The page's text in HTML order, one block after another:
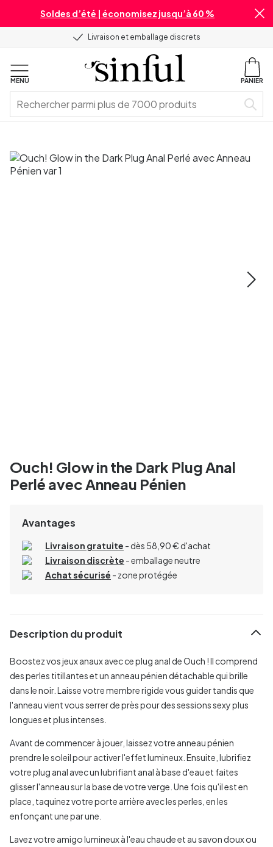
Soldes d’été | économisez jusqu’à 60 %
Livraison et emballage discrets
MENU PANIER
Ouch! Glow in the Dark Plug Anal
Perlé avec Anneau Pénien
Avantages
Livraison gratuite - dès 58,90 € d'achat
Livraison discrète - emballage neutre
Achat sécurisé - zone protégée
Description du produit
Boostez vos jeux anaux avec ce plug anal de Ouch ! Il comprend
des perles titillantes et un anneau pénien détachable qui brille
dans le noir. Laisse votre membre rigide vous guider tandis que
l'anneau vient vous serrer de près pour des sessions sexy plus
longues et plus intenses.
Avant de commencer à jouer, laissez votre anneau pénien
prendre le soleil pour activer l'effet lumineux. Ensuite, lubrifiez
votre plug anal avec un lubrifiant anal à base d'eau et faites
glisser l'anneau sur la base de votre verge. Une fois qu'il est en
place, taquinez votre porte arrière avec les perles, en les
enfonçant une par une.
Lavez votre amigo lumineux à l'eau chaude et au savon doux ou